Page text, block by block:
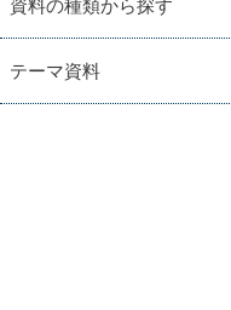
資料の種類から探す
テーマ資料